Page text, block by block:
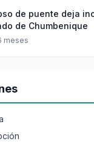
de puente deja
de Chumbenique
meses